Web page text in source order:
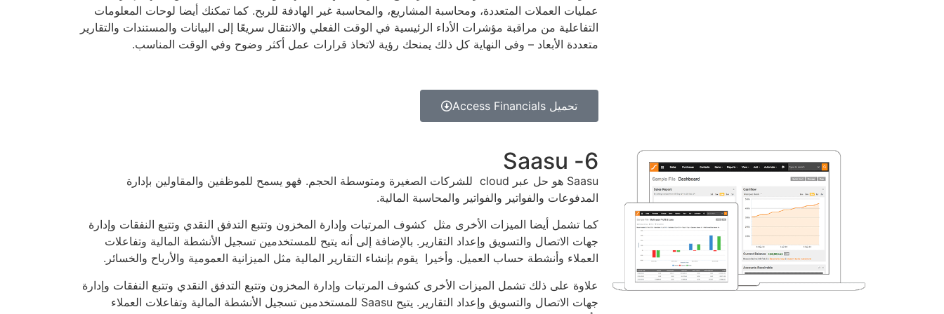
عمليات العملات المتعددة، ومحاسبة المشاريع، والمحاسبة غير الهادفة للربح. كما تمكنك أيضا لوحات المعلومات
التفاعلية من مراقبة مؤشرات الأداء الرئيسية في الوقت الفعلي والانتقال سريعًا إلى البيانات والمستندات والتقارير
متعددة الأبعاد – وفى النهاية كل ذلك يمنحك رؤية لاتخاذ قرارات عمل أكثر وضوح وفي الوقت المناسب.
تحميل Access Financials
6- Saasu
Saasu هو حل عبر cloud للشركات الصغيرة ومتوسطة الحجم. فهو يسمح للموظفين والمقاولين بإدارة
المدفوعات والفواتير والفواتير والمحاسبة المالية.
كما تشمل أيضا الميزات الأخرى مثل كشوف المرتبات وإدارة المخزون وتتبع التدفق النقدي وتتبع النفقات وإدارة
جهات الاتصال والتسويق وإعداد التقارير. بالإضافة إلى أنه يتيح للمستخدمين تسجيل الأنشطة المالية وتفاعلات
العملاء وأنشطة حساب العميل. وأخيرا يقوم بإنشاء التقارير المالية مثل الميزانية العمومية والأرباح والخسائر.
علاوة على ذلك تشمل الميزات الأخرى كشوف المرتبات وإدارة المخزون وتتبع التدفق النقدي وتتبع النفقات وإدارة
جهات الاتصال والتسويق وإعداد التقارير. يتيح Saasu للمستخدمين تسجيل الأنشطة المالية وتفاعلات العملاء